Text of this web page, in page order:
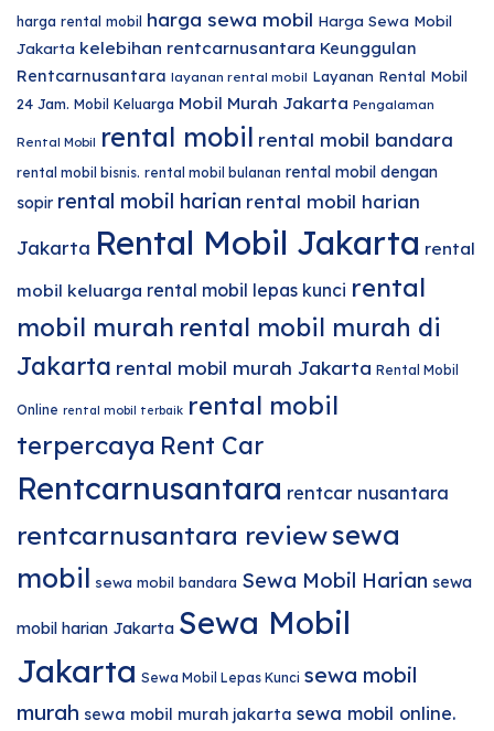
harga rental mobil harga sewa mobil Harga Sewa Mobil
Jakarta kelebihan rentcarnusantara Keunggulan
Rentcarnusantara layanan rental mobil Layanan Rental Mobil
24 Jam. Mobil Keluarga Mobil Murah Jakarta Pengalaman
Rental Mobil rental mobil rental mobil bandara
rental mobil bisnis. rental mobil bulanan rental mobil dengan
sopir rental mobil harian rental mobil harian
Jakarta Rental Mobil Jakarta rental
mobil keluarga rental mobil lepas kunci rental
mobil murah rental mobil murah di
Jakarta rental mobil murah Jakarta Rental Mobil
Online rental mobil terbaik rental mobil
terpercaya Rent Car
Rentcarnusantara rentcar nusantara
rentcarnusantara reviewsewa
mobil sewa mobil bandara Sewa Mobil Harian sewa
mobil harian Jakarta Sewa Mobil
Jakarta Sewa Mobil Lepas Kunci sewa mobil
murah sewa mobil murah jakarta sewa mobil online.